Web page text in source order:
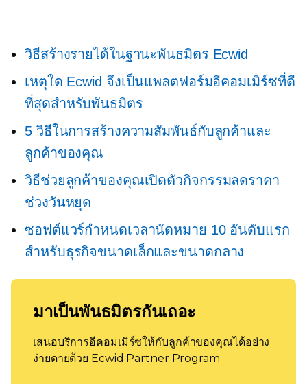
วิธีสร้างรายได้ในฐานะพันธมิตร Ecwid
เหตุใด Ecwid จึงเป็นแพลตฟอร์มอีคอมเมิร์ซที่ดี
ที่สุดสำหรับพันธมิตร
5 วิธีในการสร้างความสัมพันธ์กับลูกค้าและ
ลูกค้าของคุณ
วิธีช่วยลูกค้าของคุณเปิดตัวกิจกรรมลดราคา
ช่วงวันหยุด
ซอฟต์แวร์กำหนดเวลานัดหมาย 10 อันดับแรก
สำหรับธุรกิจขนาดเล็กและขนาดกลาง
มาเป็นพันธมิตรกันเถอะ
เสนอบริการอีคอมเมิร์ซให้กับลูกค้าของคุณได้อย่าง
ง่ายดายด้วย Ecwid Partner Program